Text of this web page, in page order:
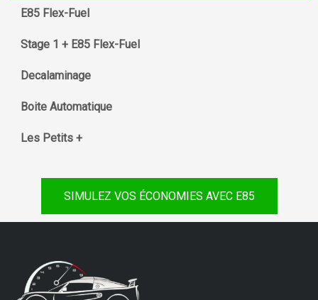
E85 Flex-Fuel
Stage 1 + E85 Flex-Fuel
Decalaminage
Boite Automatique
Les Petits +
SIMULEZ VOS ÉCONOMIES AVEC E85